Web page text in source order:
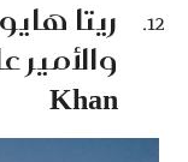
Khan